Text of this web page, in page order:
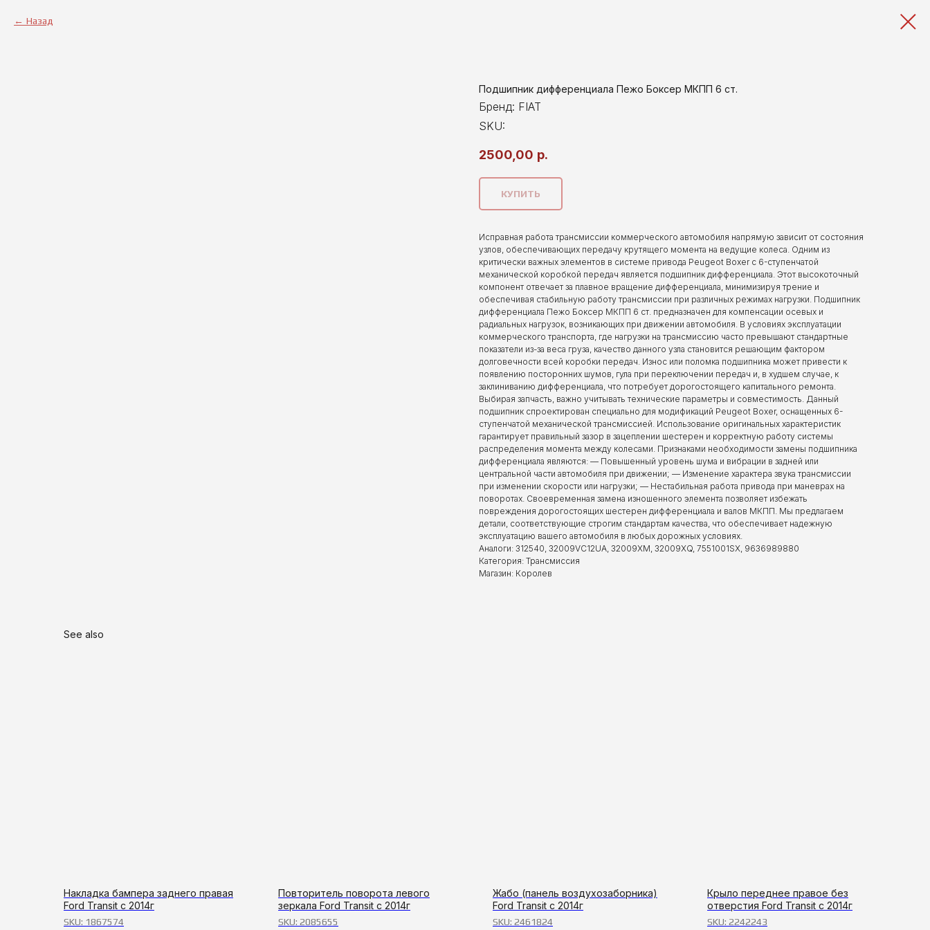
Назад
Подшипник дифференциала Пежо Боксер МКПП 6 ст.
Бренд: FIAT
SKU:
2500,00 р.
КУПИТЬ
Исправная работа трансмиссии коммерческого автомобиля напрямую зависит от состояния
узлов, обеспечивающих передачу крутящего момента на ведущие колеса. Одним из
критически важных элементов в системе привода Peugeot Boxer с 6-ступенчатой
механической коробкой передач является подшипник дифференциала. Этот высокоточный
компонент отвечает за плавное вращение дифференциала, минимизируя трение и
обеспечивая стабильную работу трансмиссии при различных режимах нагрузки. Подшипник
дифференциала Пежо Боксер МКПП 6 ст. предназначен для компенсации осевых и
радиальных нагрузок, возникающих при движении автомобиля. В условиях эксплуатации
коммерческого транспорта, где нагрузки на трансмиссию часто превышают стандартные
показатели из-за веса груза, качество данного узла становится решающим фактором
долговечности всей коробки передач. Износ или поломка подшипника может привести к
появлению посторонних шумов, гула при переключении передач и, в худшем случае, к
заклиниванию дифференциала, что потребует дорогостоящего капитального ремонта.
Выбирая запчасть, важно учитывать технические параметры и совместимость. Данный
подшипник спроектирован специально для модификаций Peugeot Boxer, оснащенных 6-
ступенчатой механической трансмиссией. Использование оригинальных характеристик
гарантирует правильный зазор в зацеплении шестерен и корректную работу системы
распределения момента между колесами. Признаками необходимости замены подшипника
дифференциала являются: — Повышенный уровень шума и вибрации в задней или
центральной части автомобиля при движении; — Изменение характера звука трансмиссии
при изменении скорости или нагрузки; — Нестабильная работа привода при маневрах на
поворотах. Своевременная замена изношенного элемента позволяет избежать
повреждения дорогостоящих шестерен дифференциала и валов МКПП. Мы предлагаем
детали, соответствующие строгим стандартам качества, что обеспечивает надежную
эксплуатацию вашего автомобиля в любых дорожных условиях.
Аналоги: 312540, 32009VC12UA, 32009XM, 32009XQ, 7551001SX, 9636989880
Категория: Трансмиссия
Магазин: Королев
See also
Накладка бампера заднего правая
Ford Transit с 2014г
SKU: 1867574
Повторитель поворота левого
зеркала Ford Transit с 2014г
SKU: 2085655
Жабо (панель воздухозаборника)
Ford Transit с 2014г
SKU: 2461824
Крыло переднее правое без
отверстия Ford Transit с 2014г
SKU: 2242243